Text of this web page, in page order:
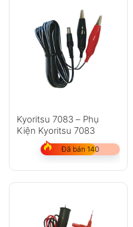
Kyoritsu 7083 – Phụ
Kiện Kyoritsu 7083
Đã bán 140